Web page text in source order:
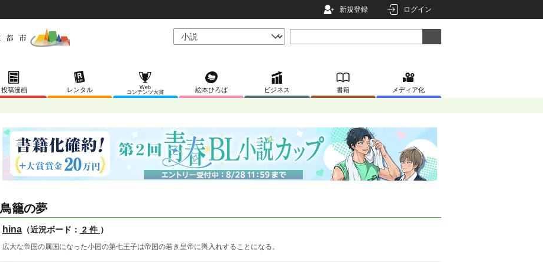
新規登録 ログイン
投稿漫画 レンタル
Web
コンテンツ大賞
絵本ひろば ビジネス 書籍 メディア化
鳥籠の夢
hina （近況ボード： 2 件 ）
広大な帝国の属国になった小国の第七王子は帝国の若き皇帝に輿入れすることになる。